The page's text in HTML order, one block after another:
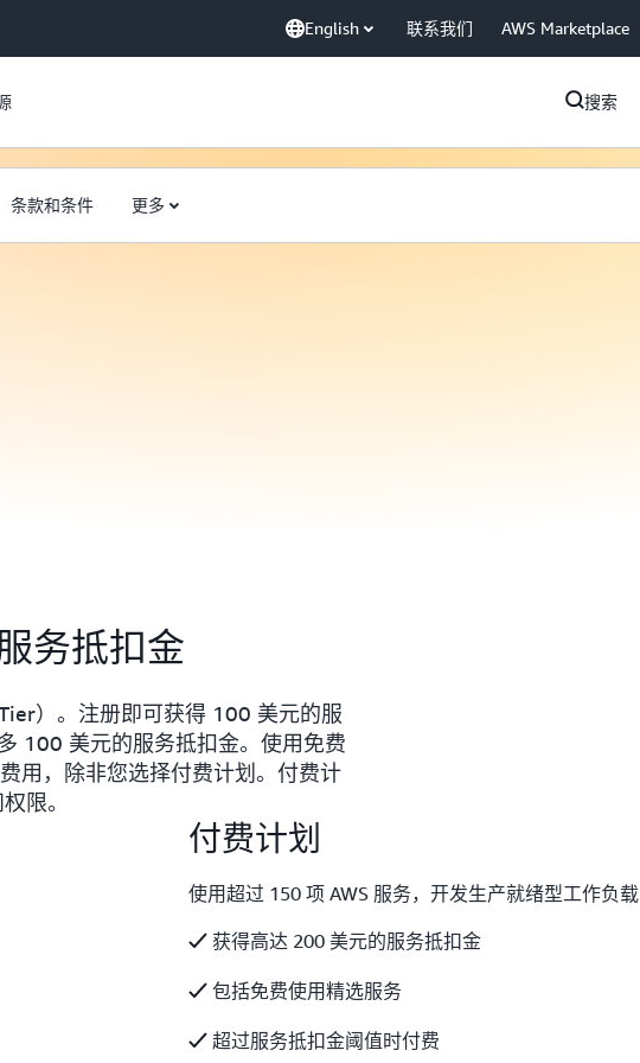
English 联系我们 AWS Marketplace
搜索
条款和条件 更多
务抵扣金
）。注册即可获得 100 美元的服
100 美元的服务抵扣金。使用免费
用，除非您选择付费计划。付费计
限。
付费计划
使用超过 150 项 AWS 服务，开发生产就绪型工作负载
获得高达 200 美元的服务抵扣金
包括免费使用精选服务
超过服务抵扣金阈值时付费